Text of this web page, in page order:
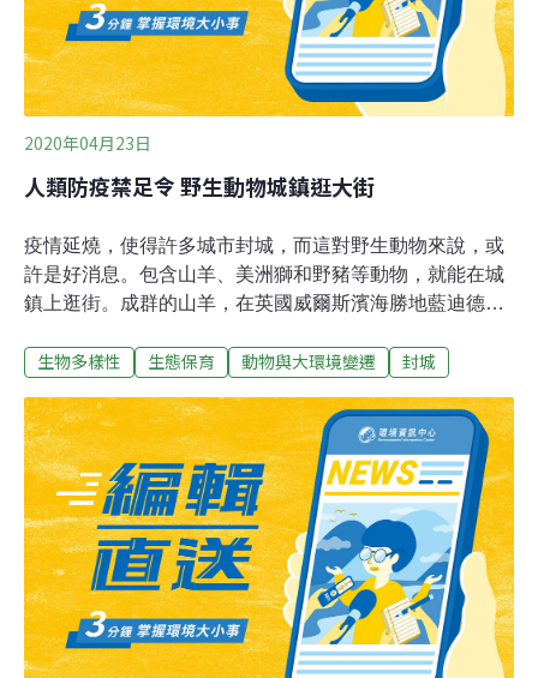
2020年04月23日
人類防疫禁足令 野生動物城鎮逛大街
疫情延燒，使得許多城市封城，而這對野生動物來說，或
許是好消息。包含山羊、美洲獅和野豬等動物，就能在城
鎮上逛街。成群的山羊，在英國威爾斯濱海勝地藍迪德諾
街頭遊蕩，冷不防便縱身一躍翻過高牆闖進民宅。疫情迫
覬覦的天堂，連舊金山這處平常遊客眾多、可以遠眺金門
大橋的觀景點，也被一匹郊狼獨自佔領；還有一群小野
豬，跑到亞利桑那這處購物中心外玩耍；印度東部奧薩里
邦的海灘上，則來了一批10年不見的嬌客，原來是極度瀕
危的海龜重返當地築巢產卵，這些現象看在保育專家眼裡
又驚又喜。然而野生動物也被認為是這次新冠病毒的感染
源，在疫情爆發後，香港和中國大陸出現一個特殊的現
象，就是改吃素食的人變多了，擔任健身教練的李先生，
購買植物蛋白製成的素豬肉，自行料理補充營養。
生物多樣性 生態保育 動物與大環境變遷 封城